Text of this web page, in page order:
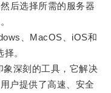
后选择所需的服务器
、MacOS、iOS和
。
深刻的工具，它解决
户提供了高速、安全